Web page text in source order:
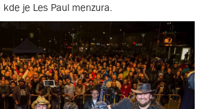
je Les Paul menzura.